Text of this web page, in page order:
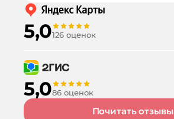
5,0126 оценок
5,086 оценок
Почитать отзывы